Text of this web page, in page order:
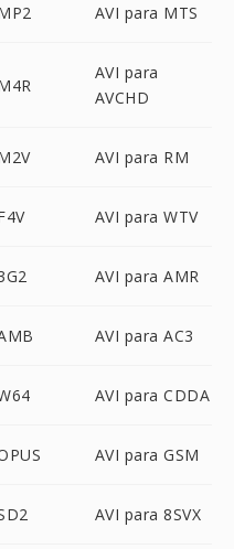
AVI para MTS
AVI para
AVCHD
AVI para RM
AVI para WTV
AVI para AMR
AVI para AC3
AVI para CDDA
AVI para GSM
AVI para 8SVX